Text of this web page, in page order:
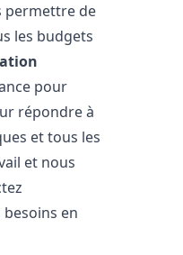
permettre de
les budgets
pour
répondre à
et tous les
et nous
en